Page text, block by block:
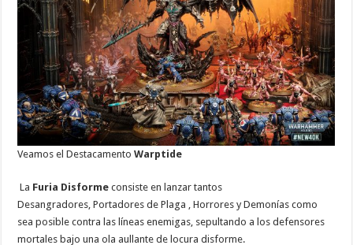
Veamos el DestacamentoWarptide
La Furia Disforme consiste en lanzar tantos
Desangradores, Portadores de Plaga , Horrores y Demonías como
sea posible contra las líneas enemigas, sepultando a los defensores
mortales bajo una ola aullante de locura disforme.